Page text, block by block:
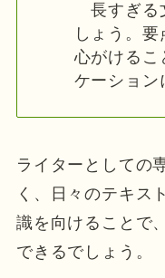
長すぎる
しょう。
心がけるこ
ケーション
ライターとしての
く、日々のテキス
識を向けることで
できるでしょう。